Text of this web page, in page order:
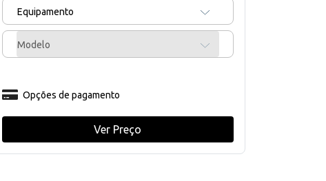
Equipamento
Modelo
Opções de pagamento
Ver Preço